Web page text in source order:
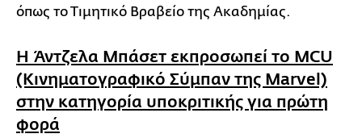
όπως το Τιμητικό Βραβείο της Ακαδημίας.
Η Άντζελα Μπάσετ εκπροσωπεί το MCU
(Κινηματογραφικό Σύμπαν της Marvel)
στην κατηγορία υποκριτικής για πρώτη
φορά